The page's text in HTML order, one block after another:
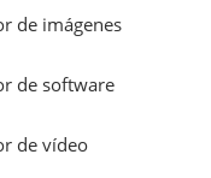
de imágenes
de software
de vídeo